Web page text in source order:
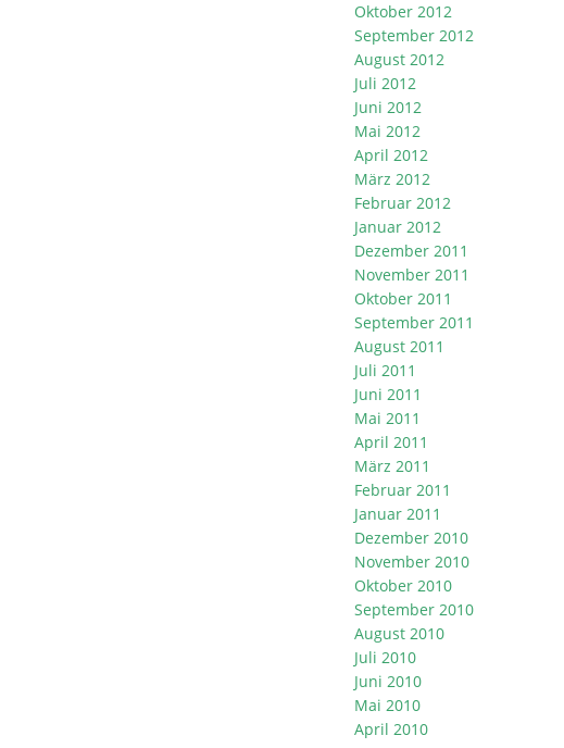
Oktober 2012
September 2012
August 2012
Juli 2012
Juni 2012
Mai 2012
April 2012
März 2012
Februar 2012
Januar 2012
Dezember 2011
November 2011
Oktober 2011
September 2011
August 2011
Juli 2011
Juni 2011
Mai 2011
April 2011
März 2011
Februar 2011
Januar 2011
Dezember 2010
November 2010
Oktober 2010
September 2010
August 2010
Juli 2010
Juni 2010
Mai 2010
April 2010